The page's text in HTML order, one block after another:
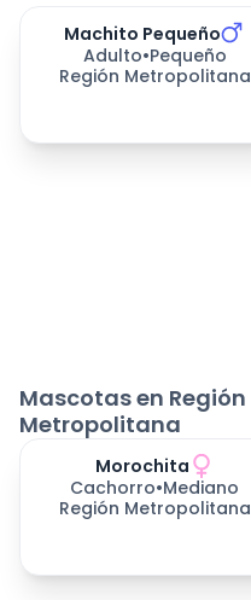
Machito Pequeño
Adulto•Pequeño
Región Metropolitana
Mascotas en Región
Metropolitana
Morochita
Cachorro•Mediano
Región Metropolitana